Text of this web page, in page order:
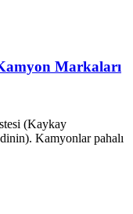
Markaları
(Kaykay
Kamyonlar pahalı